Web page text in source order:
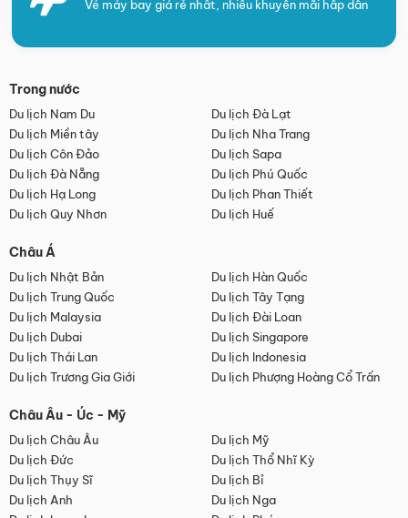
Vé máy bay giá rẻ nhất, nhiều khuyến mãi hấp dẫn
Trong nước
Du lịch Nam Du
Du lịch Đà Lạt
Du lịch Miền tây
Du lịch Nha Trang
Du lịch Côn Đảo
Du lịch Sapa
Du lịch Đà Nẵng
Du lịch Phú Quốc
Du lịch Hạ Long
Du lịch Phan Thiết
Du lịch Quy Nhơn
Du lịch Huế
Châu Á
Du lịch Nhật Bản
Du lịch Hàn Quốc
Du lịch Trung Quốc
Du lịch Tây Tạng
Du lịch Malaysia
Du lịch Đài Loan
Du lịch Dubai
Du lịch Singapore
Du lịch Thái Lan
Du lịch Indonesia
Du lịch Trương Gia Giới
Du lịch Phượng Hoàng Cổ Trấn
Châu Âu - Úc - Mỹ
Du lịch Châu Âu
Du lịch Mỹ
Du lịch Đức
Du lịch Thổ Nhĩ Kỳ
Du lịch Thụy Sĩ
Du lịch Bỉ
Du lịch Anh
Du lịch Nga